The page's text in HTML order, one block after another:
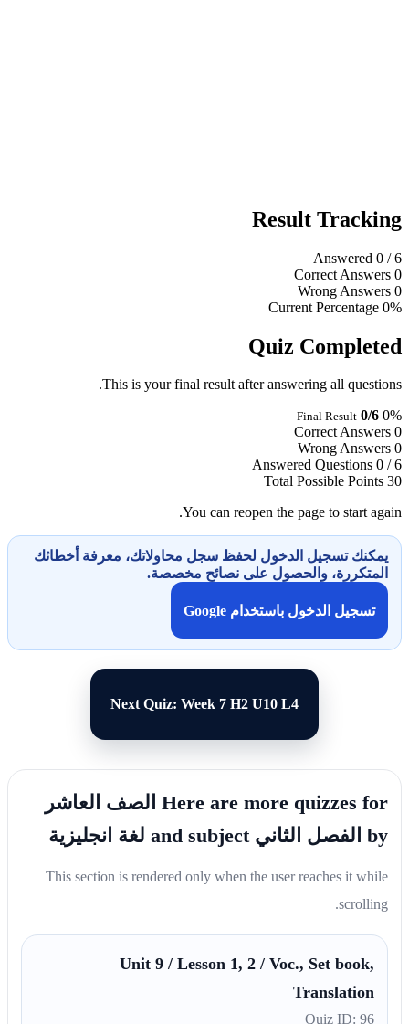
Result Tracking
Answered 0/ 6
Correct Answers 0
Wrong Answers 0
Current Percentage 0%
Quiz Completed
This is your final result after answering all questions.
Final Result 0/6 0%
Correct Answers 0
Wrong Answers 0
Answered Questions 0 / 6
Total Possible Points 30
You can reopen the page to start again.
يمكنك تسجيل الدخول لحفظ سجل محاولاتك، معرفة أخطائك
المتكررة، والحصول على نصائح مخصصة.
تسجيل الدخول باستخدام Google
Next Quiz: Week 7 H2 U10 L4
Here are more quizzes for الصف العاشر
by الفصل الثاني and subject لغة انجليزية
This section is rendered only when the user reaches it while
scrolling.
Unit 9 / Lesson 1, 2 / Voc., Set book,
Translation
Quiz ID: 96